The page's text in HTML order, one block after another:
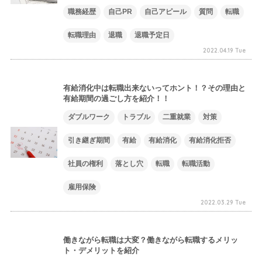
職務経歴 自己PR 自己アピール 質問 転職
転職理由 退職 退職予定日
2022.04.19 Tue
有給消化中は転職出来ないってホント！？その理由と
有給期間の過ごし方を紹介！！
ダブルワーク トラブル 二重就業 対策
引き継ぎ期間 有給 有給消化 有給消化拒否
社員の権利 落とし穴 転職 転職活動
雇用保険
2022.03.29 Tue
働きながら転職は大変？働きながら転職するメリッ
ト・デメリットを紹介